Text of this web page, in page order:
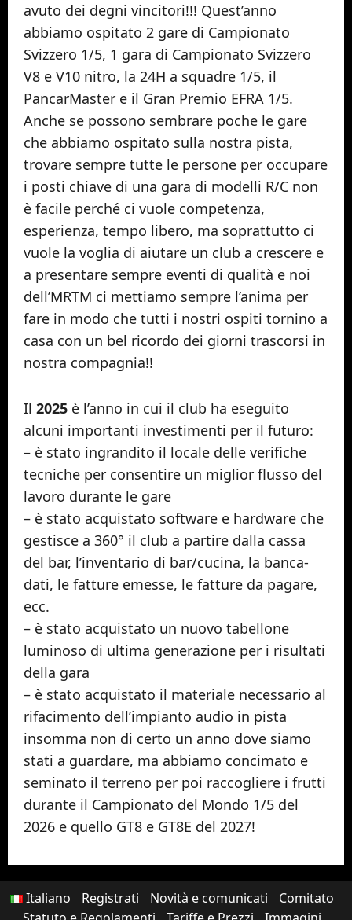
avuto dei degni vincitori!!! Quest’anno
abbiamo ospitato 2 gare di Campionato
Svizzero 1/5, 1 gara di Campionato Svizzero
V8 e V10 nitro, la 24H a squadre 1/5, il
PancarMaster e il Gran Premio EFRA 1/5.
Anche se possono sembrare poche le gare
che abbiamo ospitato sulla nostra pista,
trovare sempre tutte le persone per occupare
i posti chiave di una gara di modelli R/C non
è facile perché ci vuole competenza,
esperienza, tempo libero, ma soprattutto ci
vuole la voglia di aiutare un club a crescere e
a presentare sempre eventi di qualità e noi
dell’MRTM ci mettiamo sempre l’anima per
fare in modo che tutti i nostri ospiti tornino a
casa con un bel ricordo dei giorni trascorsi in
nostra compagnia!!
Il 2025 è l’anno in cui il club ha eseguito
alcuni importanti investimenti per il futuro:
– è stato ingrandito il locale delle verifiche
tecniche per consentire un miglior flusso del
lavoro durante le gare
– è stato acquistato software e hardware che
gestisce a 360° il club a partire dalla cassa
del bar, l’inventario di bar/cucina, la banca-
dati, le fatture emesse, le fatture da pagare,
ecc.
– è stato acquistato un nuovo tabellone
luminoso di ultima generazione per i risultati
della gara
– è stato acquistato il materiale necessario al
rifacimento dell’impianto audio in pista
insomma non di certo un anno dove siamo
stati a guardare, ma abbiamo concimato e
seminato il terreno per poi raccogliere i frutti
durante il Campionato del Mondo 1/5 del
2026 e quello GT8 e GT8E del 2027!
Italiano Registrati Novità e comunicati
Comitato